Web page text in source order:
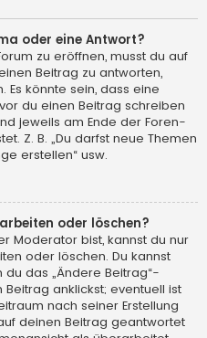
oder eine Antwort?
zu eröffnen, musst du auf
Beitrag zu antworten,
Es könnte sein, dass eine
du einen Beitrag schreiben
jeweils am Ende der Foren-
Z. B. „Du darfst neue Themen
erstellen“ usw.
oder löschen?
Moderator bist, kannst du nur
oder löschen. Du kannst
das „Ändere Beitrag“-
anklickst; eventuell ist
nach seiner Erstellung
deinen Beitrag geantwortet